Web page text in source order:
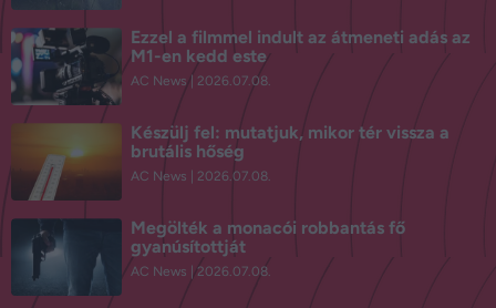
Ezzel a filmmel indult az átmeneti adás az
M1-en kedd este
AC News 2026.07.08.
Készülj fel: mutatjuk, mikor tér vissza a
brutális hőség
AC News 2026.07.08.
Megölték a monacói robbantás fő
gyanúsítottját
AC News 2026.07.08.